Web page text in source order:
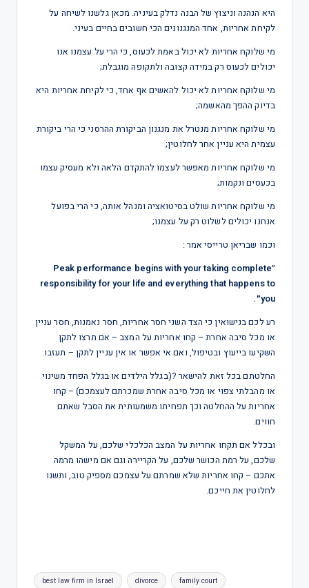
היא הנהנה וניצוץ של הבנה נדלק בעיניה. מכאן גלשנו לשיחה על
לקיחת אחריות, אחד המנגנונים הכי חשובים בחיים בעיני.
מי שלוקח אחריות לא יכול באמת לכעוס, כי הרי על עצמנו אנו
יכולים לכעוס רק במידה קצובה ולתקופה מוגבלת;
מי שלוקח אחריות לא יכול להאשים אף אחד, כי לקיחת אחריות היא
בדיוק ההפך מהאשמה;
מי שלוקח אחריות מנטרל את מנגנון הביקורת ההרסני כי הרי ביקורת
עצמית היא עניין אחר לחלוטין;
מי שלוקח אחריות מאפשר לעצמו להתקדם הלאה ולא מעסיק עצמו
בכעסים ונקמות;
מי שלוקח אחריות שולט בסיטואציה ומנהל אותה, כי הרי בפועל
אנחנו יכולים לשלוט רק על עצמנו;
וכמו שבריאן טרייסי אמר :
״Peak performance begins with your taking complete
responsibility for your life and everything that happens to
you״.
רע לכם בנישואין כי הצד השני חסר אחריות, חסר נאמנות, חסר עניין
או מכל סיבה אחרת – קחו אחריות על המצב – אם תרצו לתקן
השקיעו בייעוץ ובטיפול, ואם אי אפשר או אין עניין לתקן – תעזבו.
החלטתם בכל זאת להישאר ?(בגלל הילדים או בגלל הפחד משינוי
או מהבלתי צפוי או מכל סיבה אחרת שמכרתם לעצמכם) – קחו
אחריות על ההחלטה וכך תפחיתו משמעותית את הסבל שאתם
חווים.
ובכלל אם תקחו אחריות על המצב הכלכלי שלכם, על המשקל
שלכם, על רמת הכושר שלכם, על הקריירה וגם אם מישהו מרמה
אתכם – קחו אחריות שלא שמרתם על עצמכם מספיק טוב, ותשנו
לחלוטין את חייכם.
best law firm in Israel divorce family court